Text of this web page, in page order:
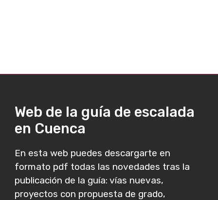
Web de la guía de escalada
en Cuenca
En esta web puedes descargarte en
formato pdf todas las novedades tras la
publicación de la guía: vías nuevas,
proyectos con propuesta de grado,